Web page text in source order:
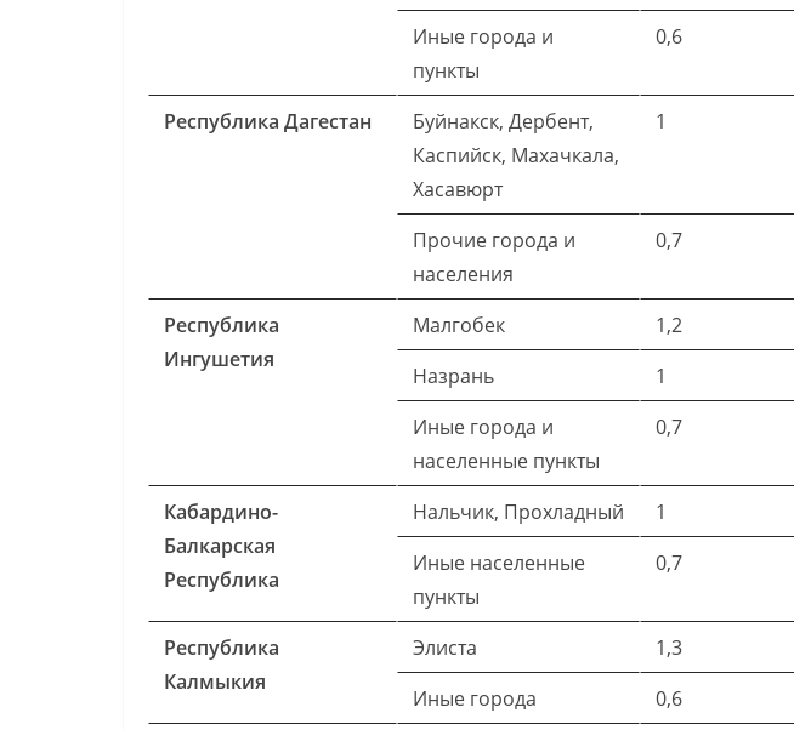
Иные города и
пункты
0,6
Республика Дагестан
Буйнакск, Дербент,
Каспийск, Махачкала,
Хасавюрт
1
Прочие города и
населения
0,7
Республика
Ингушетия
Малгобек 1,2
Назрань
1
Иные города и
населенные пункты
0,7
Кабардино-
Балкарская
Республика
Нальчик, Прохладный 1
Иные населенные
пункты
0,7
Республика
Калмыкия
Элиста 1,3
Иные города
0,6